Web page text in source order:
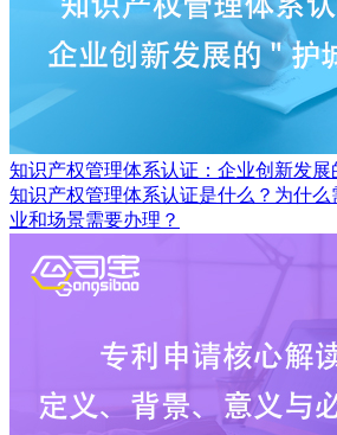
知识产权管理体系认证：企业创新发
知识产权管理体系认证是什么？为什
业和场景需要办理？